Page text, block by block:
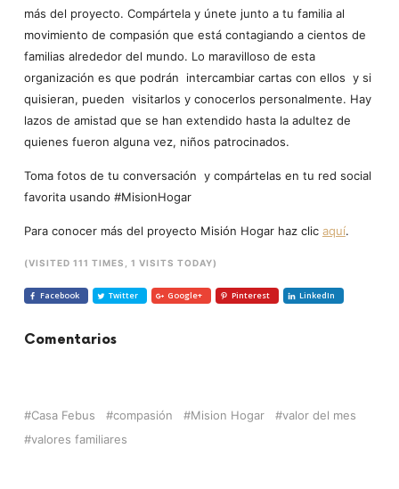
más del proyecto. Compártela y únete junto a tu familia al
movimiento de compasión que está contagiando a cientos de
familias alrededor del mundo. Lo maravilloso de esta
organización es que podrán intercambiar cartas con ellos y si
quisieran, pueden visitarlos y conocerlos personalmente. Hay
lazos de amistad que se han extendido hasta la adultez de
quienes fueron alguna vez, niños patrocinados.
Toma fotos de tu conversación y compártelas en tu red social
favorita usando #MisionHogar
Para conocer más del proyecto Misión Hogar haz clic aquí.
(VISITED 111 TIMES, 1 VISITS TODAY)
Facebook Twitter Google+ Pinterest LinkedIn
Comentarios
Casa Febus compasión Mision Hogar
valor del mes
valores familiares